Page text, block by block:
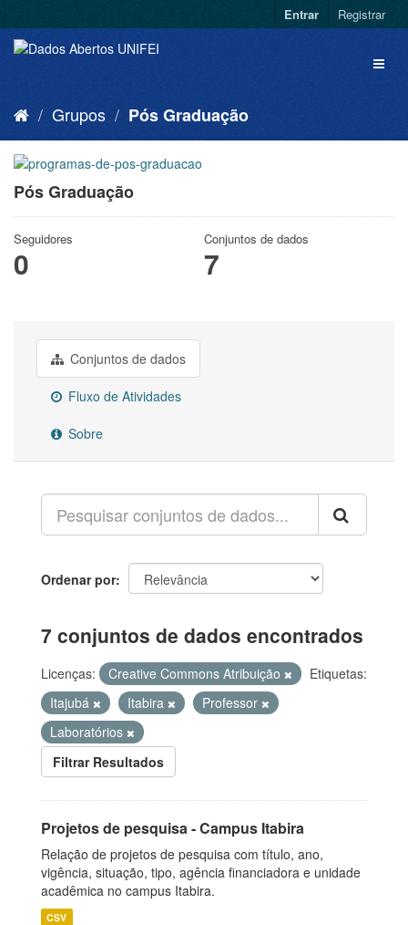
Entrar Registrar
Grupos Pós Graduação
Pós Graduação
Seguidores
0
Conjuntos de dados
7
Conjuntos de dados
Fluxo de Atividades
Sobre
Ordenar por
7 conjuntos de dados encontrados
Licenças: Creative Commons Atribuição
Etiquetas:
Itajubá
Itabira
Professor
Laboratórios
Filtrar Resultados
Projetos de pesquisa - Campus Itabira
Relação de projetos de pesquisa com título, ano,
vigência, situação, tipo, agência financiadora e unidade
acadêmica no campus Itabira.
CSV